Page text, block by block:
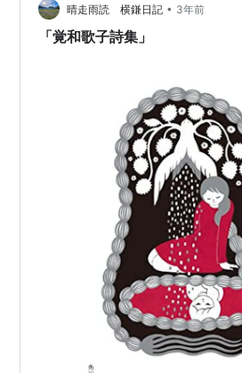
同線確認など）をして前座さんはモ
聴き方は客としては良くないけど便
晴走雨読 横鎌日記 • 3年前
「覚和歌子詩集」